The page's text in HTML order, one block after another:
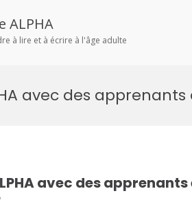
ALPHA
à lire et à écrire à l'âge adulte
avec des
avec des apprenants